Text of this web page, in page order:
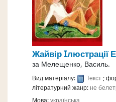
ЖайвірIлюстрації
за Мелещенко, Василь.
Вид матеріалу: Текст;
літературний жанр:не